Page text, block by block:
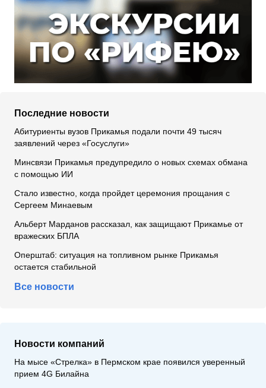
Последние новости
Абитуриенты вузов Прикамья подали почти 49 тысяч
заявлений через «Госуслуги»
Минсвязи Прикамья предупредило о новых схемах обмана
с помощью ИИ
Стало известно, когда пройдет церемония прощания с
Сергеем Минаевым
Альберт Марданов рассказал, как защищают Прикамье от
вражеских БПЛА
Оперштаб: ситуация на топливном рынке Прикамья
остается стабильной
Все новости
Новости компаний
На мысе «Стрелка» в Пермском крае появился уверенный
прием 4G Билайна